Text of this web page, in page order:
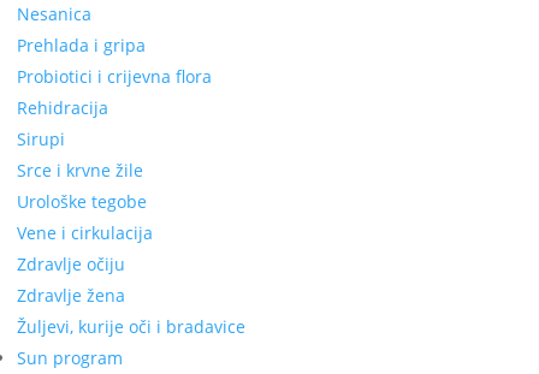
Nesanica
Prehlada i gripa
Probiotici i crijevna flora
Rehidracija
Sirupi
Srce i krvne žile
Urološke tegobe
Vene i cirkulacija
Zdravlje očiju
Zdravlje žena
Žuljevi, kurije oči i bradavice
Sun program